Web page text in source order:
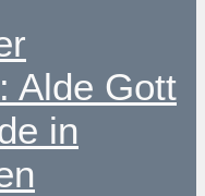
Alde Gott
in